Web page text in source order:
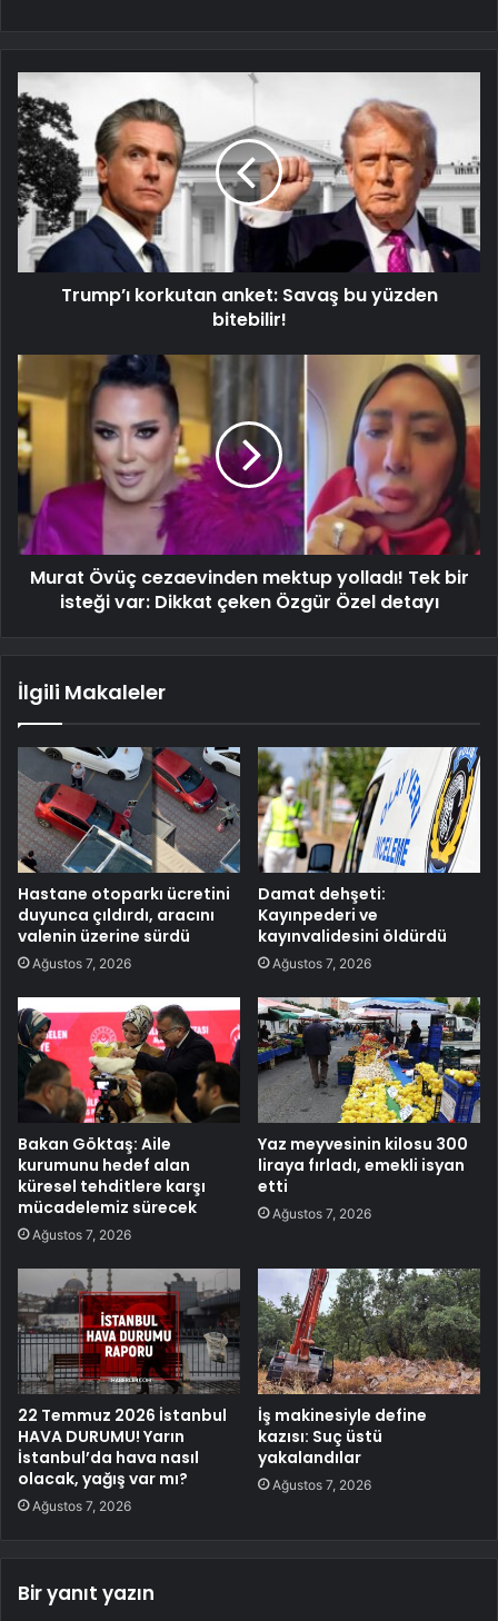
Trump’ı korkutan anket: Savaş bu yüzden
bitebilir!
Murat Övüç cezaevinden mektup yolladı! Tek bir
isteği var: Dikkat çeken Özgür Özel detayı
İlgili Makaleler
Hastane otoparkı ücretini
duyunca çıldırdı, aracını
valenin üzerine sürdü
Ağustos 7, 2026
Damat dehşeti:
Kayınpederi ve
kayınvalidesini öldürdü
Ağustos 7, 2026
Bakan Göktaş: Aile
kurumunu hedef alan
küresel tehditlere karşı
mücadelemiz sürecek
Ağustos 7, 2026
Yaz meyvesinin kilosu 300
liraya fırladı, emekli isyan
etti
Ağustos 7, 2026
22 Temmuz 2026 İstanbul
HAVA DURUMU! Yarın
İstanbul’da hava nasıl
olacak, yağış var mı?
Ağustos 7, 2026
İş makinesiyle define
kazısı: Suç üstü
yakalandılar
Ağustos 7, 2026
Bir yanıt yazın